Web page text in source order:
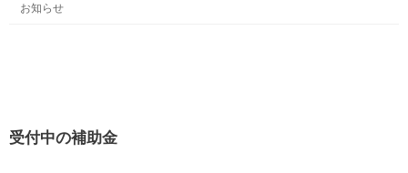
お知らせ
受付中の補助金